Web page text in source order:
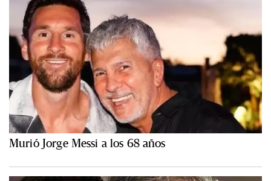
Murió Jorge Messi a los 68 años